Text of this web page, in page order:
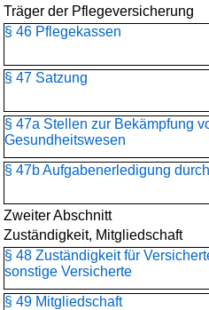
Träger der Pflegeversicherung
§ 46 Pflegekassen
§ 47 Satzung
§ 47a Stellen zur Bekämpfung
Gesundheitswesen
§ 47b Aufgabenerledigung
Zweiter Abschnitt
Zuständigkeit, Mitgliedschaft
§ 48 Zuständigkeit für
sonstige Versicherte
§ 49 Mitgliedschaft